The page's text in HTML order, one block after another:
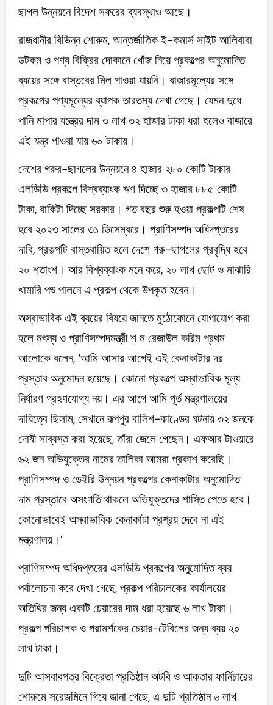
ছাগল উন্নয়নে বিদেশ সফরের ব্যবস্থাও আছে।
রাজধানীর বিভিন্ন শোরুম, আন্তর্জাতিক ই-কমার্স সাইট আলিবাবা
ডটকম ও পণ্য বিক্রির দোকানে খোঁজ নিয়ে প্রকল্পের অনুমোদিত
ব্যয়ের সঙ্গে বাস্তবের মিল পাওয়া যায়নি। বাজারমূল্যের সঙ্গে
প্রকল্পের পণ্যমূল্যের ব্যাপক তারতম্য দেখা গেছে। যেমন দুধে
পানি মাপার যন্ত্রের দাম ৩ লাখ ৩২ হাজার টাকা ধরা হলেও বাজারে
এই যন্ত্র পাওয়া যায় ৬০ টাকায়।
দেশের গরুর-ছাগলের উন্নয়নে ৪ হাজার ২৮০ কোটি টাকার
এলডিডি প্রকল্পে বিশ্বব্যাংক ঋণ দিচ্ছে ৩ হাজার ৮৮৫ কোটি
টাকা, বাকিটা দিচ্ছে সরকার। গত বছর শুরু হওয়া প্রকল্পটি শেষ
হবে ২০২৩ সালের ৩১ ডিসেম্বরে। প্রাণিসম্পদ অধিদপ্তরের
দাবি, প্রকল্পটি বাস্তবায়িত হলে দেশে গরু-ছাগলের প্রবৃদ্ধি হবে
২০ শতাংশ। আর বিশ্বব্যাংক মনে করে, ২০ লাখ ছোট ও মাঝারি
খামারি পশু পালনে এ প্রকল্প থেকে উপকৃত হবেন।
অস্বাভাবিক এই ব্যয়ের বিষয়ে জানতে মুঠোফোনে যোগাযোগ করা
হলে মৎস্য ও প্রাণিসম্পদমন্ত্রী শ ম রেজাউল করিম প্রথম
আলোকে বলেন, ‘আমি আসার আগেই এই কেনাকাটার দর
প্রস্তাব অনুমোদন হয়েছে। কোনো প্রকল্পে অস্বাভাবিক মূল্য
নির্ধারণ গ্রহণযোগ্য নয়। এর আগে আমি পূর্ত মন্ত্রণালয়ের
দায়িত্বে ছিলাম, সেখানে রূপপুর বালিশ-কাণ্ডের ঘটনায় ৩২ জনকে
দোষী সাব্যস্ত করা হয়েছে, তাঁরা জেলে গেছেন। এফআর টাওয়ারে
৬২ জন অভিযুক্তের নামের তালিকা আমরা প্রকাশ করেছি।
প্রাণিসম্পদ ও ডেইরি উন্নয়ন প্রকল্পের কেনাকাটার অনুমোদিত
দাম প্রস্তাবে অসংগতি থাকলে অভিযুক্তদের শাস্তি পেতে হবে।
কোনোভাবেই অস্বাভাবিক কেনাকাটা প্রশ্রয় দেবে না এই
মন্ত্রণালয়।’
প্রাণিসম্পদ অধিদপ্তরের এলডিডি প্রকল্পের অনুমোদিত ব্যয়
পর্যালোচনা করে দেখা গেছে, প্রকল্প পরিচালকের কার্যালয়ের
অতিথির জন্য একটি চেয়ারের দাম ধরা হয়েছে ৬ লাখ টাকা।
প্রকল্প পরিচালক ও পরামর্শকের চেয়ার-টেবিলের জন্য ব্যয় ২০
লাখ টাকা।
দুটি আসবাবপত্র বিক্রেতা প্রতিষ্ঠান অটবি ও আকতার ফার্নিচারের
শোরুমে সরেজমিনে গিয়ে জানা গেছে, এ দুটি প্রতিষ্ঠান ৬ লাখ